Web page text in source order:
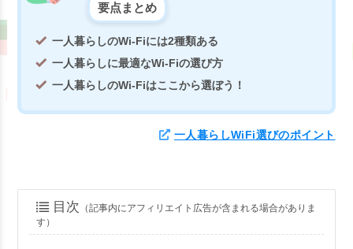
要点まとめ
一人暮らしのWi-Fiには2種類ある
一人暮らしに最適なWi-Fiの選び方
一人暮らしのWi-Fiはここから選ぼう！
一人暮らしWiFi選びのポイント
目次 （記事内にアフィリエイト広告が含まれる場合がありま
す）